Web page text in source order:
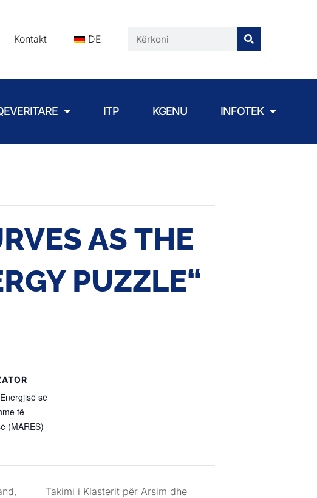
Kontakt DE
ITP KGENU INFOTEK
AS THE
PUZZLE“
së
të
(MARES)
Takimi i Klasterit për Arsim dhe